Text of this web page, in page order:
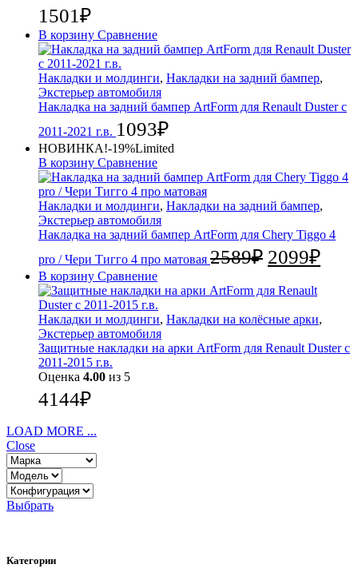
1501₽
В корзину Сравнение
Накладки и молдинги, Накладки на задний бампер,
Экстерьер автомобиля
Накладка на задний бампер ArtForm для Renault Duster с
2011-2021 г.в. 1093₽
НОВИНКА!-19%Limited
В корзину Сравнение
Накладки и молдинги, Накладки на задний бампер,
Экстерьер автомобиля
Накладка на задний бампер ArtForm для Chery Tiggo 4
pro / Чери Тигго 4 про матовая 2589₽ 2099₽
В корзину Сравнение
Накладки и молдинги, Накладки на колёсные арки,
Экстерьер автомобиля
Защитные накладки на арки ArtForm для Renault Duster с
2011-2015 г.в.
Оценка 4.00 из 5
4144₽
LOAD MORE ...
Close
Выбрать
Категории